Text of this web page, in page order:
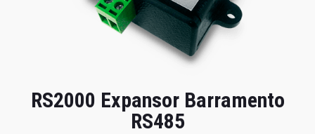
RS2000 Expansor Barramento
RS485